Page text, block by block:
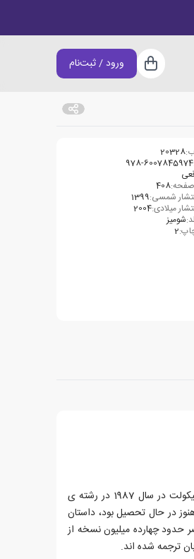
سبد خرید
ورود / ثبت‌نام
20328
978-6007845974
صفحه:408
شمسی:1399
میلادی:2004
شومیز
2
جودی پیکولت، زاده ی ۱۹ می ۱۹۶۶، رمان نویسی آمریکایی است. پیکولت در سال 1987 در رشته ی
در حال تحصیل بود، داستان
حدود چهارده میلیون نسخه از